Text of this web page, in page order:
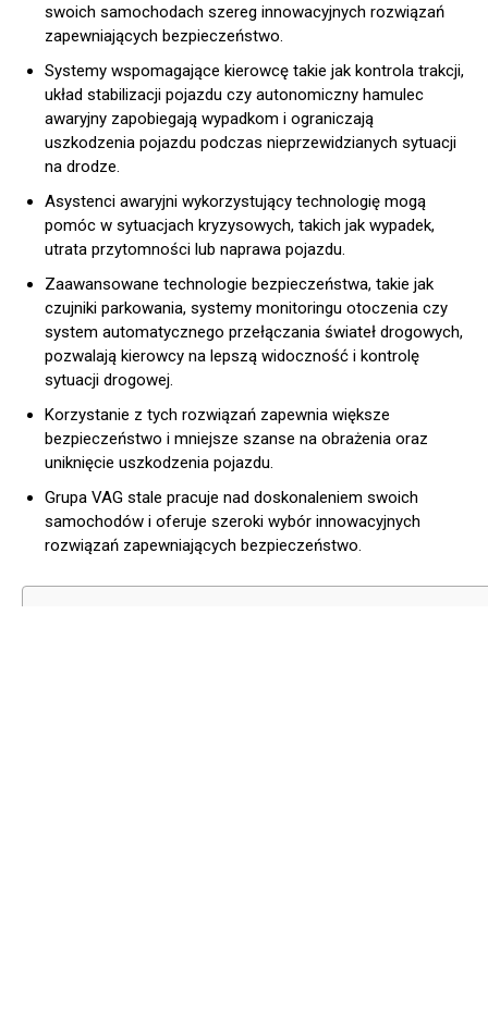
swoich samochodach szereg innowacyjnych rozwiązań
zapewniających bezpieczeństwo.
Systemy wspomagające kierowcę takie jak kontrola trakcji,
układ stabilizacji pojazdu czy autonomiczny hamulec
awaryjny zapobiegają wypadkom i ograniczają
uszkodzenia pojazdu podczas nieprzewidzianych sytuacji
na drodze.
Asystenci awaryjni wykorzystujący technologię mogą
pomóc w sytuacjach kryzysowych, takich jak wypadek,
utrata przytomności lub naprawa pojazdu.
Zaawansowane technologie bezpieczeństwa, takie jak
czujniki parkowania, systemy monitoringu otoczenia czy
system automatycznego przełączania świateł drogowych,
pozwalają kierowcy na lepszą widoczność i kontrolę
sytuacji drogowej.
Korzystanie z tych rozwiązań zapewnia większe
bezpieczeństwo i mniejsze szanse na obrażenia oraz
uniknięcie uszkodzenia pojazdu.
Grupa VAG stale pracuje nad doskonaleniem swoich
samochodów i oferuje szeroki wybór innowacyjnych
rozwiązań zapewniających bezpieczeństwo.